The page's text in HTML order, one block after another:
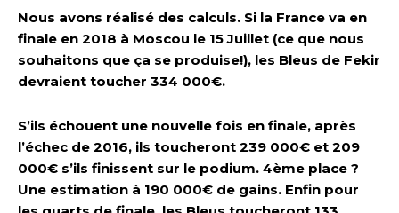
Nous avons réalisé des calculs. Si la France va en
finale en 2018 à Moscou le 15 Juillet (ce que nous
souhaitons que ça se produise!), les Bleus de Fekir
devraient toucher 334 000€.
S’ils échouent une nouvelle fois en finale, après
l’échec de 2016, ils toucheront 239 000€ et 209
000€ s’ils finissent sur le podium. 4ème place ?
Une estimation à 190 000€ de gains. Enfin pour